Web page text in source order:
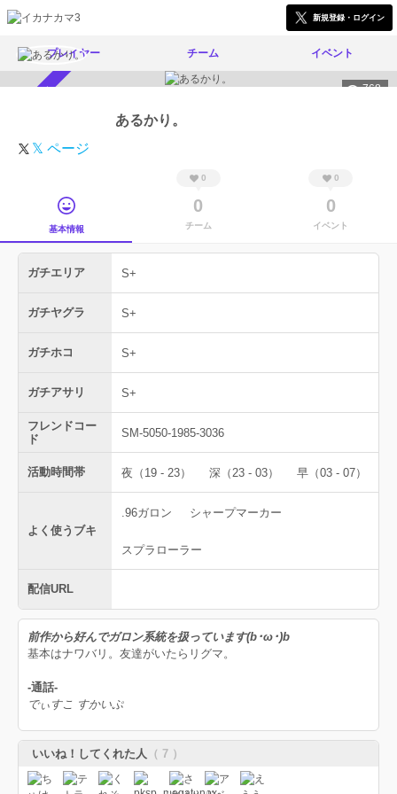
新規登録・ログイン
プレイヤー チーム イベント
768
あるかり。
𝕏 ページ
基本情報
0
0
チーム
0
0
イベント
ガチエリア S+
ガチヤグラ S+
ガチホコ S+
ガチアサリ S+
フレンドコー
ド
SM-5050-1985-3036
活動時間帯 夜（19 - 23） 深（23 - 03） 早（03 - 07）
よく使うブキ
.96ガロン シャープマーカー
スプラローラー
配信URL
前作から好んでガロン系統を扱っています(b･ω･)b
基本はナワバリ。友達がいたらリグマ。
-通話-
でぃすこ すかいぷ
いいね！してくれた人 （ 7 ）